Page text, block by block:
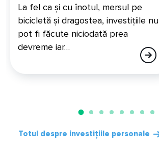
La fel ca și cu înotul, mersul pe
bicicletă și dragostea, investițiile nu
pot fi făcute niciodată prea
devreme iar…
Totul despre investițiile personale